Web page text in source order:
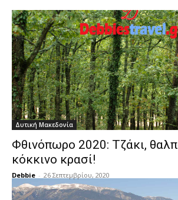
Δυτική Μακεδονία
Φθινόπωρο 2020: Τζάκι,
κόκκινο κρασί!
Debbie - 26 Σεπτεμβρίου, 2020